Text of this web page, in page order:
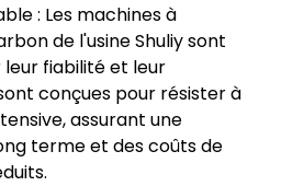
: Les machines à
de l'usine Shuliy sont
fiabilité et leur
conçues pour résister à
assurant une
terme et des coûts de